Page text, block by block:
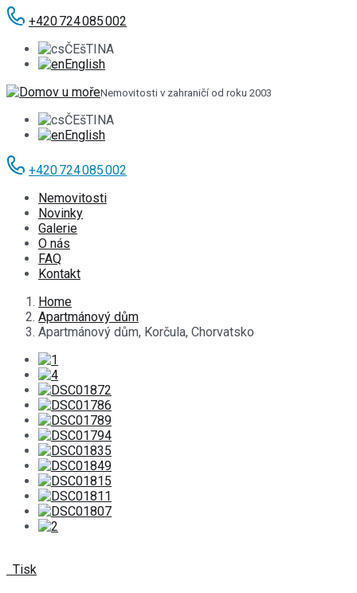
+420 724 085 002
ČEšTINA
English
Nemovitosti v zahraničí od roku 2003
ČEšTINA
English
+420 724 085 002
Nemovitosti
Novinky
Galerie
O nás
FAQ
Kontakt
Home
Apartmánový dům
Apartmánový dům, Korčula, Chorvatsko
Tisk